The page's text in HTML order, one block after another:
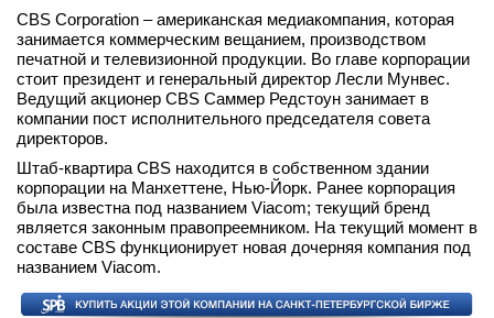
CBS Corporation – американская медиакомпания, которая
занимается коммерческим вещанием, производством
печатной и телевизионной продукции. Во главе корпорации
стоит президент и генеральный директор Лесли Мунвес.
Ведущий акционер CBS Саммер Редстоун занимает в
компании пост исполнительного председателя совета
директоров.
Штаб-квартира CBS находится в собственном здании
корпорации на Манхеттене, Нью-Йорк. Ранее корпорация
была известна под названием Viacom; текущий бренд
является законным правопреемником. На текущий момент в
составе CBS функционирует новая дочерняя компания под
названием Viacom.